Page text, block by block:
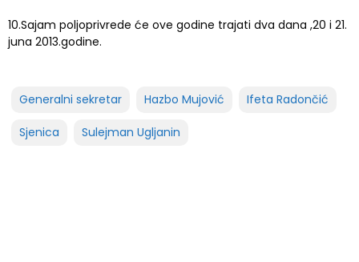
10.Sajam poljoprivrede će ove godine trajati dva dana ,20 i 21.
juna 2013.godine.
Generalni sekretar Hazbo Mujović Ifeta Radončić
Sjenica Sulejman Ugljanin